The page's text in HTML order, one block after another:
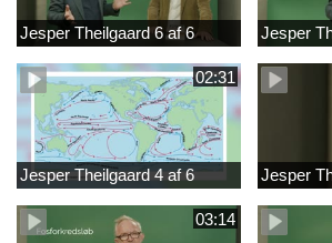
Jesper Theilgaard 6 af 6 Jesper
02:31
Jesper Theilgaard 4 af 6 Jesper
03:14